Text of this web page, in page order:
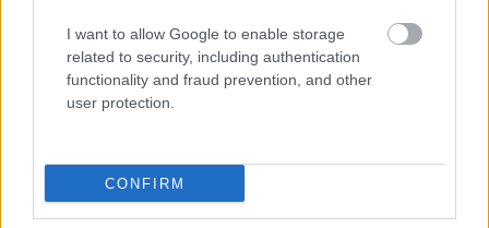
I want to allow Google to enable storage
related to security, including authentication
functionality and fraud prevention, and other
user protection.
CONFIRM
„AZ EMBERT EMBERRÉ TETTE…” – VASÁRNAP
ZÁRT A DOMBOS FEST